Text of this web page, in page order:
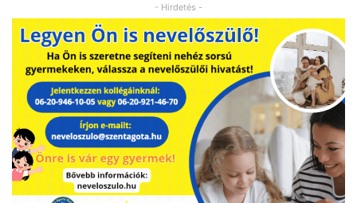
- Hirdetés -